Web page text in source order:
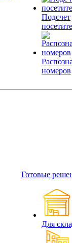
Подсчет
номеров
Готовые
Для